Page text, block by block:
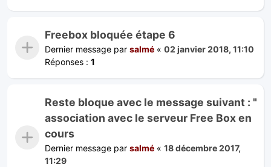
Freebox bloquée étape 6
Dernier message par salmé « 02 janvier 2018, 11:10
Réponses : 1
Reste bloque avec le message suivant : "
association avec le serveur Free Box en
cours
Dernier message par salmé « 18 décembre 2017,
11:29